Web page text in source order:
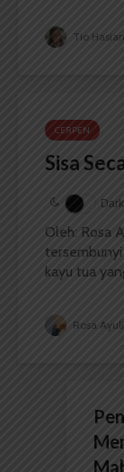
Tio
CERPEN
Sisa
Oleh: Rosa
kayu tua
Rosa